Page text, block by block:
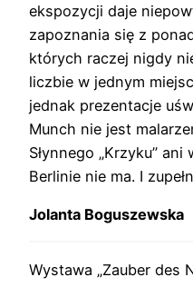
ekspozycji daje
zapoznania się z
których raczej nigdy
liczbie w jednym
jednak prezentacje
Munch nie jest
Słynnego „Krzyku”
Berlinie nie ma. I
Jolanta Boguszewska
Wystawa „Zauber des